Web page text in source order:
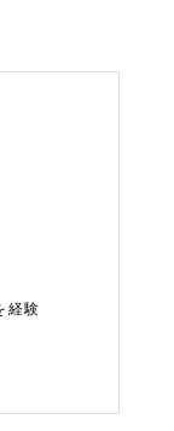
経験